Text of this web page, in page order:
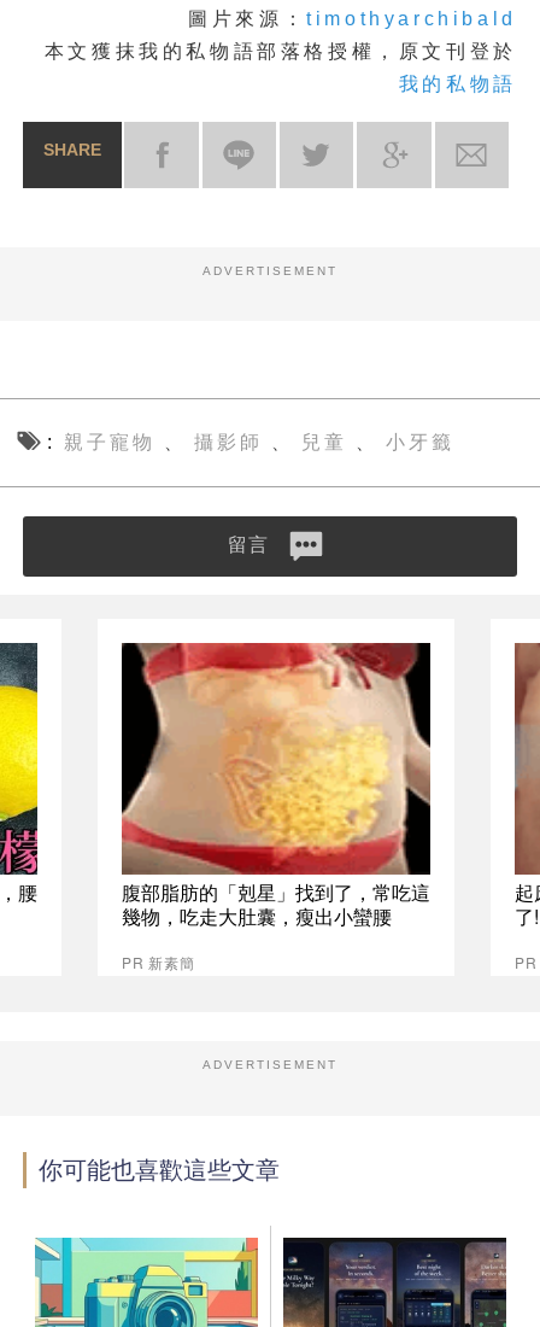
圖片來源：timothyarchibald
本文獲抹我的私物語部落格授權，原文刊登於
我的私物語
SHARE
ADVERTISEMENT
親子寵物 、 攝影師 、 兒童 、 小牙籤
留言
腰
腹部脂肪的「剋星」找到了，常吃這
幾物，吃走大肚囊，瘦出小蠻腰
PR 新素簡
起
了
ADVERTISEMENT
你可能也喜歡這些文章